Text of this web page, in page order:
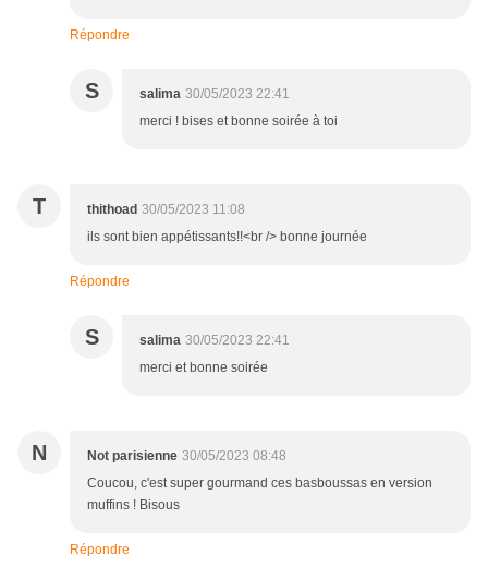
Répondre
S salima 30/05/2023 22:41
merci ! bises et bonne soirée à toi
T thithoad 30/05/2023 11:08
ils sont bien appétissants!!<br /> bonne journée
Répondre
S salima 30/05/2023 22:41
merci et bonne soirée
N Not parisienne 30/05/2023 08:48
Coucou, c'est super gourmand ces basboussas en version
muffins ! Bisous
Répondre